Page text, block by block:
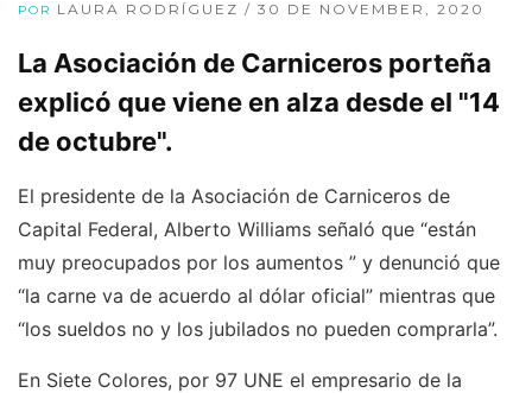
POR LAURA RODRÍGUEZ / 30 DE NOVEMBER, 2020
La Asociación de Carniceros porteña
explicó que viene en alza desde el "14
de octubre".
El presidente de la Asociación de Carniceros de
Capital Federal, Alberto Williams señaló que “están
muy preocupados por los aumentos ” y denunció que
“la carne va de acuerdo al dólar oficial” mientras que
“los sueldos no y los jubilados no pueden comprarla”.
En Siete Colores, por 97 UNE el empresario de la